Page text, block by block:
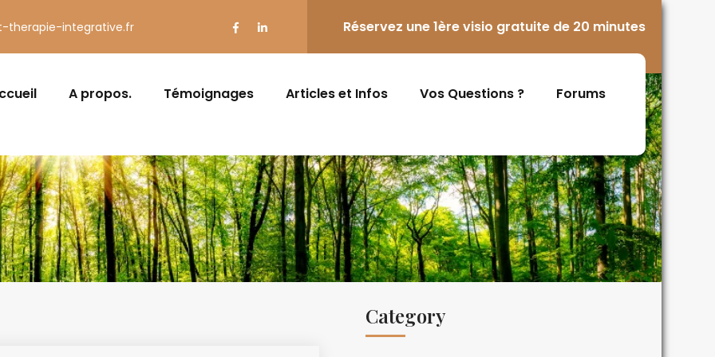
therapie-integrative.fr Réservez une 1ère visio gratuite de 20 minutes
A propos. Témoignages Articles et Infos Vos Questions ? Forums
Category